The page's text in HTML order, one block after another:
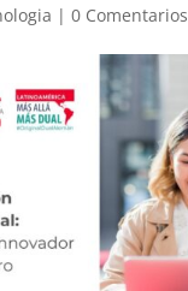
| 0 Comentarios